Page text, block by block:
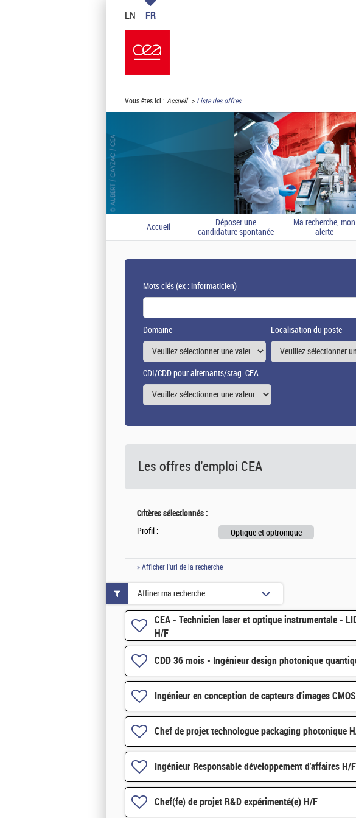
EN FR
Vous êtes ici : Accueil Liste des offres
Accueil
Déposer une
candidature spontanée
Ma recherche, mon
alerte
Mots clés(ex : informaticien)
Domaine Localisation du poste
CDI/CDD pour alternants/stag. CEA
Les offres d'emploi CEA
Critères sélectionnés :
Profil : Optique et optronique
» Afficher l'url de la recherche
CEA - Technicien laser et optique instrumentale -
H/F
CDD 36 mois - Ingénieur design photonique
Ingénieur en conception de capteurs d'images
Chef de projet technologue packaging photonique
Ingénieur Responsable développement d'affaires H/F
Chef(fe) de projet R&D expérimenté(e) H/F
Affiner ma recherche